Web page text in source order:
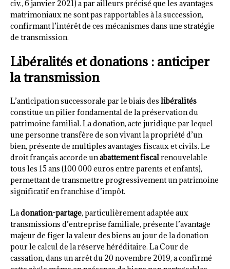
civ., 6 janvier 2021) a par ailleurs précisé que les avantages
matrimoniaux ne sont pas rapportables à la succession,
confirmant l’intérêt de ces mécanismes dans une stratégie
de transmission.
Libéralités et donations : anticiper
la transmission
L’anticipation successorale par le biais des libéralités
constitue un pilier fondamental de la préservation du
patrimoine familial. La donation, acte juridique par lequel
une personne transfère de son vivant la propriété d’un
bien, présente de multiples avantages fiscaux et civils. Le
droit français accorde unabattement fiscalrenouvelable
tous les 15 ans (100 000 euros entre parents et enfants),
permettant de transmettre progressivement un patrimoine
significatif en franchise d’impôt.
Ladonation-partage, particulièrement adaptée aux
transmissions d’entreprise familiale, présente l’avantage
majeur de figer la valeur des biens au jour de la donation
pour le calcul de la réserve héréditaire. La Cour de
cassation, dans un arrêt du 20 novembre 2019, a confirmé